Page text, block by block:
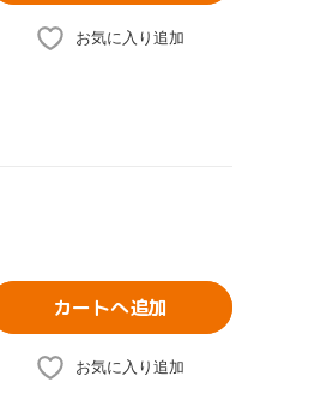
お気に入り追加
カートへ追加
お気に入り追加